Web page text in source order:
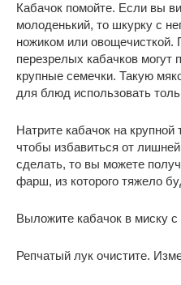
Кабачок помойте. Если вы
молоденький, то шкурку с
ножиком или овощечисткой.
перезрелых кабачков могут
крупные семечки. Такую
для блюд использовать
Натрите кабачок на
чтобы избавиться от
сделать, то вы можете
фарш, из которого тяжело
Выложите кабачок в миску
Репчатый лук очистите.